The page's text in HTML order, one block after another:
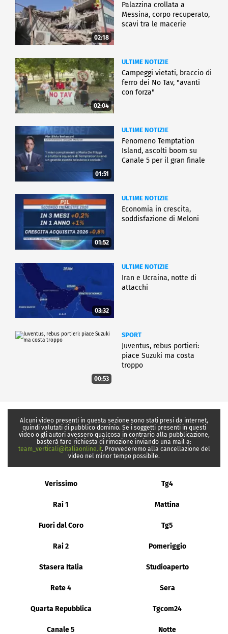
02:18
Palazzina crollata a
Messina, corpo recuperato,
scavi tra le macerie
02:04
ULTIME NOTIZIE
Campeggi vietati, braccio di
ferro dei No Tav, "avanti
con forza"
01:51
ULTIME NOTIZIE
Fenomeno Temptation
Island, ascolti boom su
Canale 5 per il gran finale
01:52
ULTIME NOTIZIE
Economia in crescita,
soddisfazione di Meloni
03:32
ULTIME NOTIZIE
Iran e Ucraina, notte di
attacchi
00:53
SPORT
Juventus, rebus portieri:
piace Suzuki ma costa
troppo
Alcuni video presenti in questa sezione sono stati presi da internet,
quindi valutati di pubblico dominio. Se i soggetti presenti in questi
video o gli autori avessero qualcosa in contrario alla pubblicazione,
basterà fare richiesta di rimozione inviando una mail a:
team_verticali@italiaonline.it. Provvederemo alla cancellazione del
video nel minor tempo possibile.
Verissimo Tg4
Rai 1 Mattina
Fuori dal Coro Tg5
Rai 2 Pomeriggio
Stasera Italia Studioaperto
Rete 4 Sera
Quarta Repubblica Tgcom24
Canale 5 Notte